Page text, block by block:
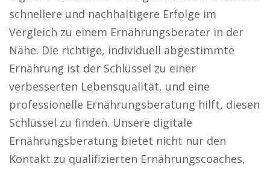
schnellere und nachhaltigere Erfolge im
Vergleich zu einem Ernährungsberater in der
Nähe. Die richtige, individuell abgestimmte
Ernährung ist der Schlüssel zu einer
verbesserten Lebensqualität, und eine
professionelle Ernährungsberatung hilft, diesen
Schlüssel zu finden. Unsere digitale
Ernährungsberatung bietet nicht nur den
Kontakt zu qualifizierten Ernährungscoaches,